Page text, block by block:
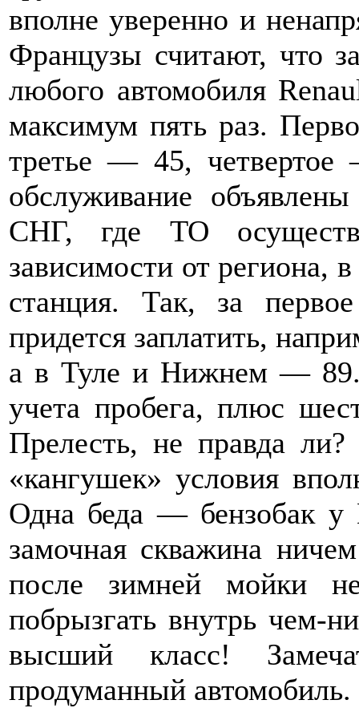
вполне уверенно и
Французы считают, что
любого автомобиля
максимум пять раз.
третье — 45,
обслуживание
СНГ, где ТО
зависимости от региона,
станция. Так, за
придется заплатить,
а в Туле и Нижнем — 89.
учета пробега, плюс
Прелесть, не правда
«кангушек» условия
Одна беда — бензобак у
замочная скважина
после зимней мойки
побрызгать внутрь чем-
высший класс!
продуманный автомобиль.